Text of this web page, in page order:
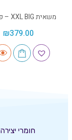
משאית XXL BIG – פרמלוטר
₪379.00
חומרי יצירה